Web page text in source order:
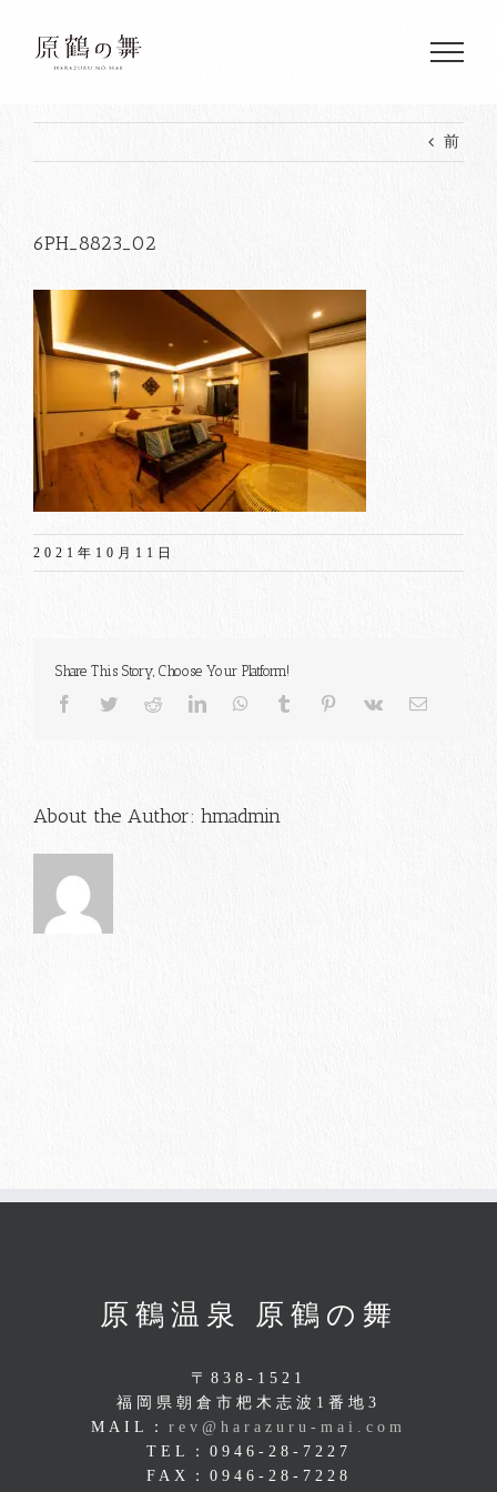
content
前
6PH_8823_02
2021年10月11日
Share This Story, Choose Your Platform!
Facebook
TwitterRedditLinkedInWhatsApp
TumblrPinterest
Vk
About the Author: hmadmin
原鶴温泉 原鶴の舞
〒838-1521
福岡県朝倉市杷木志波1番地3
MAIL： rev@harazuru-mai.com
TEL：0946-28-7227
FAX：0946-28-7228